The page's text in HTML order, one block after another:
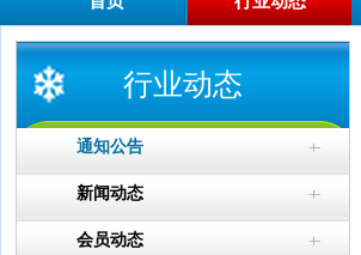
行业动态
通知公告
新闻动态
会员动态